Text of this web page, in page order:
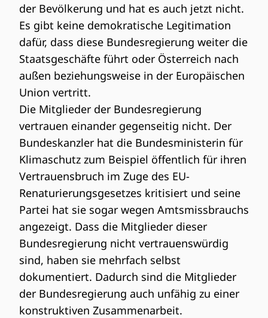
der Bevölkerung und hat es auch jetzt nicht.
Es gibt keine demokratische Legitimation
dafür, dass diese Bundesregierung weiter die
Staatsgeschäfte führt oder Österreich nach
außen beziehungsweise in der Europäischen
Union vertritt.
Die Mitglieder der Bundesregierung
vertrauen einander gegenseitig nicht. Der
Bundeskanzler hat die Bundesministerin für
Klimaschutz zum Beispiel öffentlich für ihren
Vertrauensbruch im Zuge des EU-
Renaturierungsgesetzes kritisiert und seine
Partei hat sie sogar wegen Amtsmissbrauchs
angezeigt. Dass die Mitglieder dieser
Bundesregierung nicht vertrauenswürdig
sind, haben sie mehrfach selbst
dokumentiert. Dadurch sind die Mitglieder
der Bundesregierung auch unfähig zu einer
konstruktiven Zusammenarbeit.